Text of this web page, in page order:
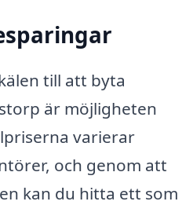
till att byta
är möjligheten
varierar
och genom att
kan du hitta ett som